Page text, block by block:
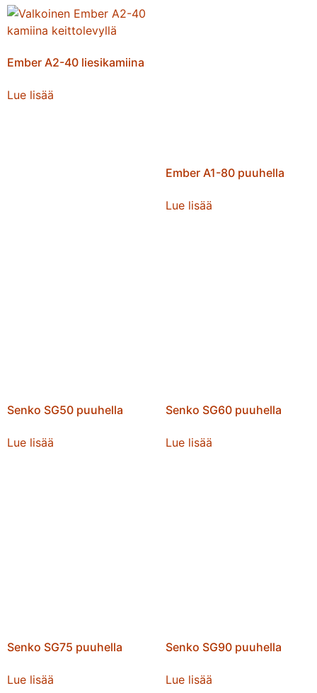
Ember A2-40 liesikamiina
Lue lisää
Ember A1-80 puuhella
Lue lisää
Senko SG50 puuhella
Lue lisää
Senko SG60 puuhella
Lue lisää
Senko SG75 puuhella
Lue lisää
Senko SG90 puuhella
Lue lisää